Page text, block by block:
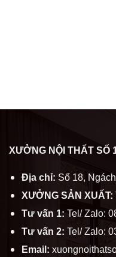
XƯỞNG NỘI THẤT SỐ
Địa chỉ: Số 18,
XƯỞNG SẢN XUẤT:
Tư vấn 1: Tel/ Zalo:
Tư vấn 2: Tel/ Zalo:
Email: